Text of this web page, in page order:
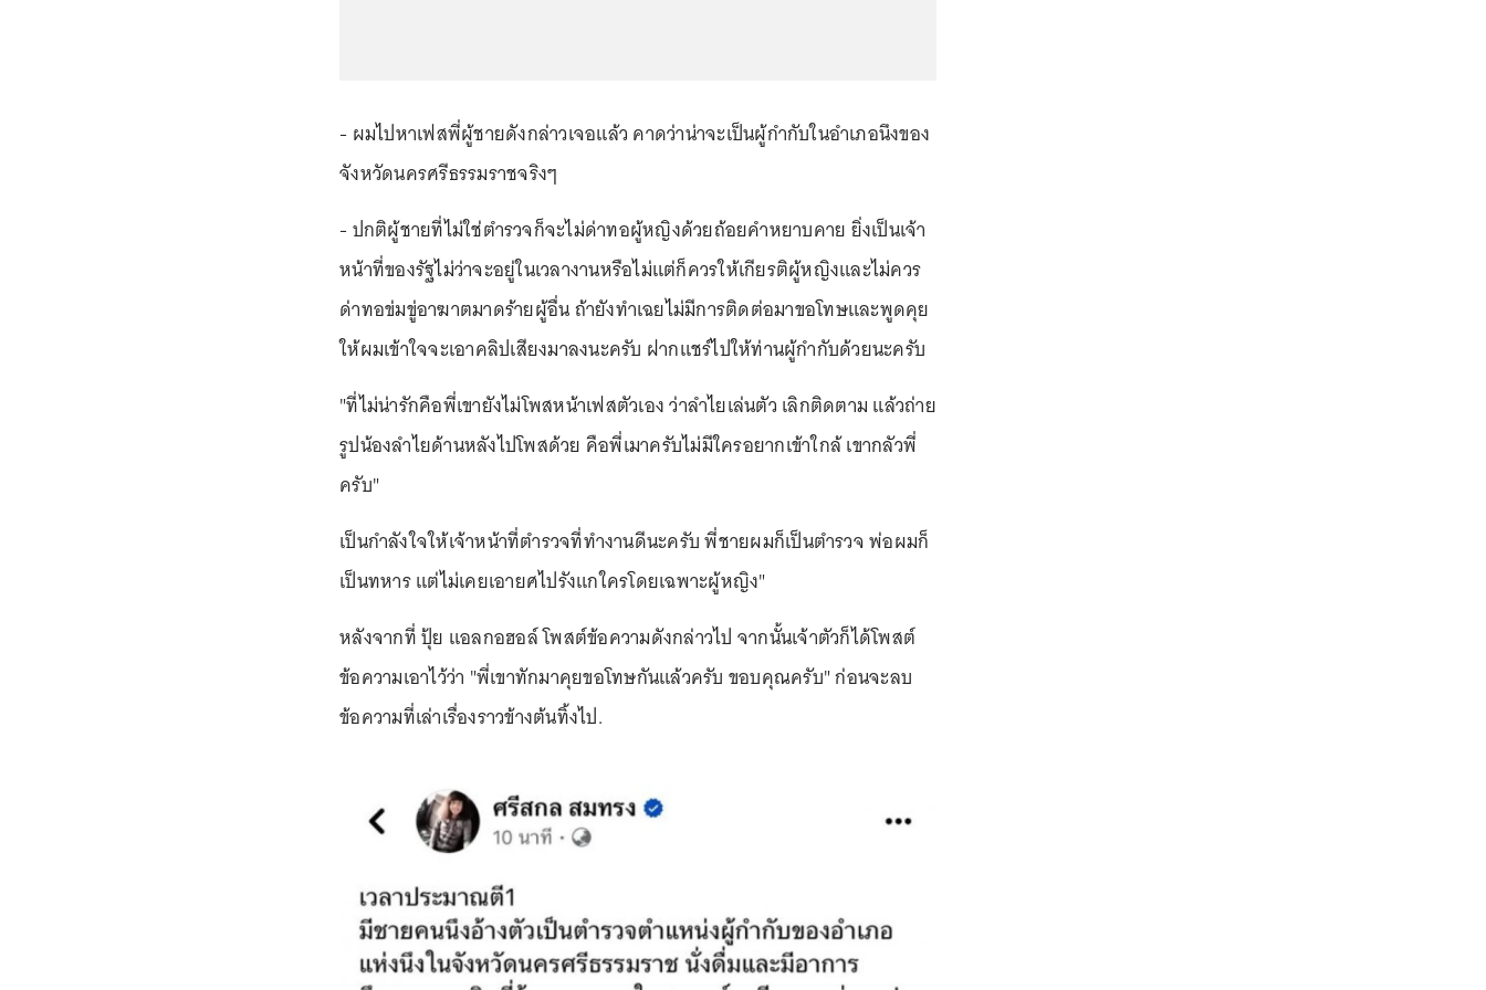
- ผมไปหาเฟสพี่ผู้ชายดังกล่าวเจอแล้ว คาดว่าน่าจะเป็นผู้กำกับในอำเภอนึงของ
จังหวัดนครศรีธรรมราชจริงๆ
- ปกติผู้ชายที่ไม่ใช่ตำรวจก็จะไม่ด่าทอผู้หญิงด้วยถ้อยคำหยาบคาย ยิ่งเป็นเจ้า
หน้าที่ของรัฐไม่ว่าจะอยู่ในเวลางานหรือไม่แต่ก็ควรให้เกียรติผู้หญิงและไม่ควร
ด่าทอข่มขู่อาฆาตมาดร้ายผู้อื่น ถ้ายังทำเฉยไม่มีการติดต่อมาขอโทษและพูดคุย
ให้ผมเข้าใจจะเอาคลิปเสียงมาลงนะครับ ฝากแชร์ไปให้ท่านผู้กำกับด้วยนะครับ
"ที่ไม่น่ารักคือพี่เขายังไม่โพสหน้าเฟสตัวเอง ว่าลำไยเล่นตัว เลิกติดตาม แล้วถ่าย
รูปน้องลำไยด้านหลังไปโพสด้วย คือพี่เมาครับไม่มีใครอยากเข้าใกล้ เขากลัวพี่
ครับ"
เป็นกำลังใจให้เจ้าหน้าที่ตำรวจที่ทำงานดีนะครับ พี่ชายผมก็เป็นตำรวจ พ่อผมก็
เป็นทหาร แต่ไม่เคยเอายศไปรังแกใครโดยเฉพาะผู้หญิง"
หลังจากที่ ปุ้ย แอลกอฮอล์ โพสต์ข้อความดังกล่าวไป จากนั้นเจ้าตัวก็ได้โพสต์
ข้อความเอาไว้ว่า "พี่เขาทักมาคุยขอโทษกันแล้วครับ ขอบคุณครับ" ก่อนจะลบ
ข้อความที่เล่าเรื่องราวข้างต้นทิ้งไป.